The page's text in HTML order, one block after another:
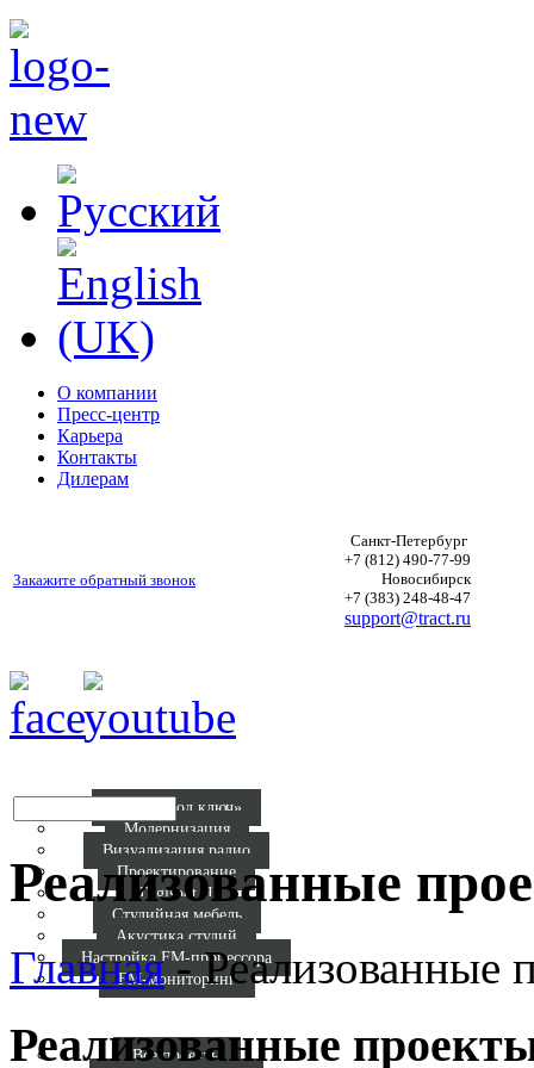
О компании
Пресс-центр
Карьера
Контакты
Дилерам
Закажите обратный звонок
Санкт-Петербург
+7 (812) 490-77-99
Новосибирск
+7 (383) 248-48-47
support@tract.ru
Радио «под ключ»
Модернизация
Визуализация радио
Проектирование
Digispot II
Студийная мебель
Акустика студий
Настройка FM-процессора
FM-мониторинг
Все проекты
Реализованные
Главная-Реализованные
Реализованные